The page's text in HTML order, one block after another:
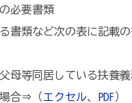
必要書類
類など次の表に記載の
等同居している扶養
合⇒（ エクセル、 PDF）